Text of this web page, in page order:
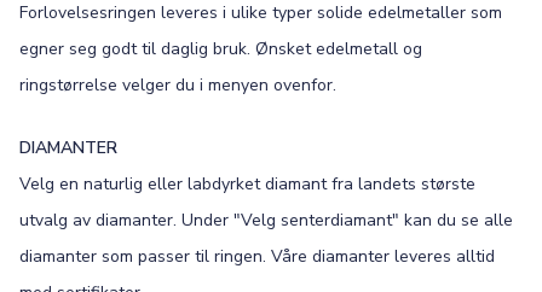
Script MT
Forlovelsesringen leveres i ulike typer solide edelmetaller som
egner seg godt til daglig bruk. Ønsket edelmetall og
ringstørrelse velger du i menyen ovenfor.
DIAMANTER
Velg en naturlig eller labdyrket diamant fra landets største
utvalg av diamanter. Under "Velg senterdiamant" kan du se alle
diamanter som passer til ringen. Våre diamanter leveres alltid